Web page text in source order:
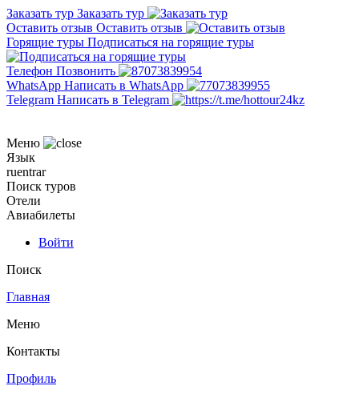
Заказать тур Заказать тур
Оставить отзыв Оставить отзыв
Горящие туры Подписаться на горящие туры
Телефон Позвонить
WhatsApp Написать в WhatsApp
Telegram Написать в Telegram
Меню
Язык
ruentrar
Поиск туров
Отели
Авиабилеты
Войти
Поиск
Главная
Меню
Контакты
Профиль